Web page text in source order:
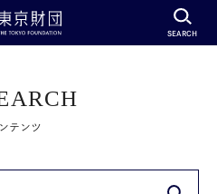
SEARCH
テンツ